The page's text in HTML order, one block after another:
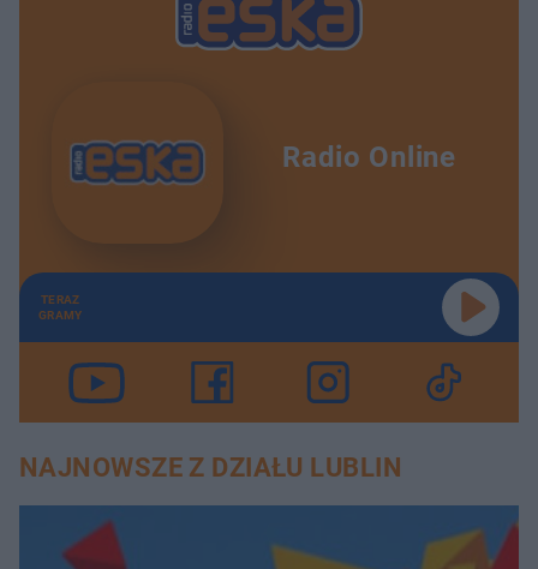
Radio Online
TERAZ
GRAMY
NAJNOWSZE Z DZIAŁU LUBLIN